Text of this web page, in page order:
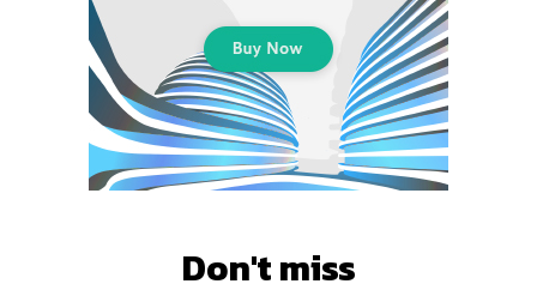
Don't miss